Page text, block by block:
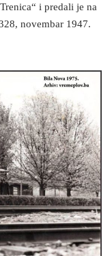
i predali je na
novembar 1947.